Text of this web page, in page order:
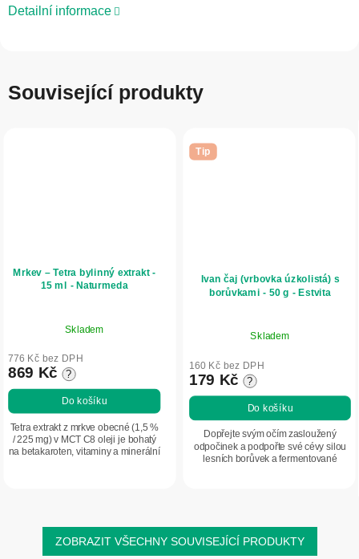
Detailní informace
Související produkty
Mrkev – Tetra bylinný extrakt -
15 ml - Naturmeda
Skladem
776 Kč bez DPH
869 Kč ?
Do košíku
Tetra extrakt z mrkve obecné (1,5 %
/ 225 mg) v MCT C8 oleji je bohatý
na betakaroten, vitaminy a minerální
Tip
Ivan čaj (vrbovka úzkolistá) s
borůvkami - 50 g - Estvita
Skladem
160 Kč bez DPH
179 Kč ?
Do košíku
Dopřejte svým očím zasloužený
odpočinek a podpořte své cévy silou
lesních borůvek a fermentované
ZOBRAZIT VŠECHNY SOUVISEJÍCÍ PRODUKTY